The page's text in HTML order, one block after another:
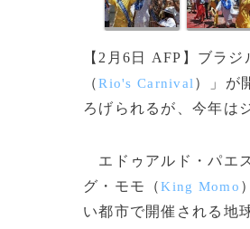
【2月6日 AFP】ブラ
（Rio's Carnival ）」が
ろげられるが、今年は
エドゥアルド・パエ
グ・モモ（King Momo
い都市で開催される地